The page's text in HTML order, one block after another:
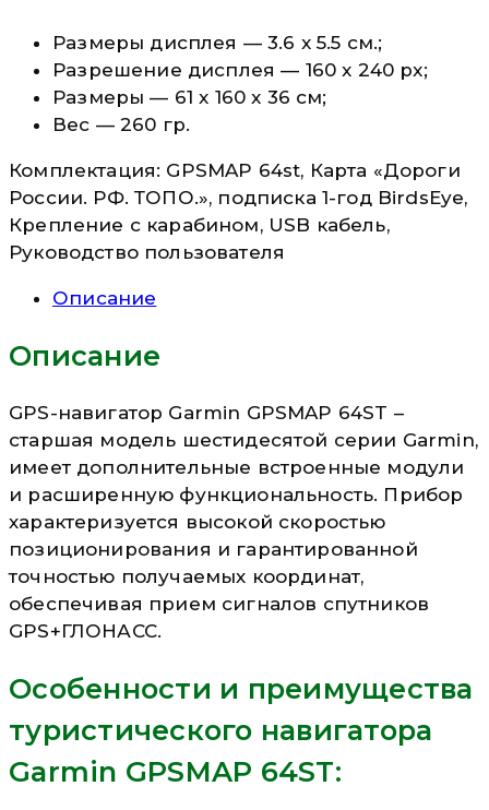
Размеры дисплея — 3.6 x 5.5 см.;
Разрешение дисплея — 160 x 240 px;
Размеры — 61 x 160 x 36 см;
Вес — 260 гр.
Комплектация: GPSMAP 64st, Карта «Дороги
России. РФ. ТОПО.», подписка 1-год BirdsEye,
Крепление с карабином, USB кабель,
Руководство пользователя
Описание
Описание
GPS-навигатор Garmin GPSMAP 64ST –
старшая модель шестидесятой серии Garmin,
имеет дополнительные встроенные модули
и расширенную функциональность. Прибор
характеризуется высокой скоростью
позиционирования и гарантированной
точностью получаемых координат,
обеспечивая прием сигналов спутников
GPS+ГЛОНАСС.
Особенности и преимущества
туристического навигатора
Garmin GPSMAP 64ST: